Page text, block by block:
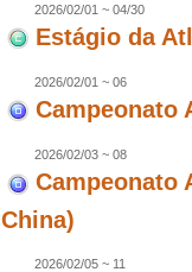
2026/02/01 ~ 04/30
Estágio da
2026/02/01 ~ 06
Campeonato
2026/02/03 ~ 08
Campeonato
China)
2026/02/05 ~ 11